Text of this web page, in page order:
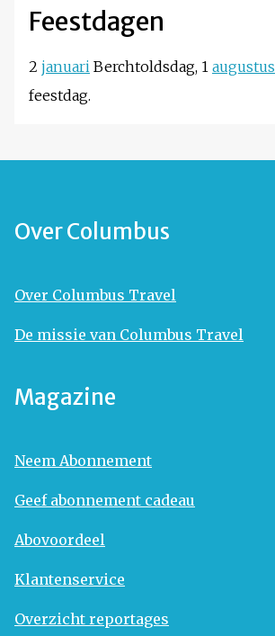
Feestdagen
2 januari Berchtoldsdag, 1 augustus
feestdag.
Over Columbus
Over Columbus Travel
De missie van Columbus Travel
Magazine
Neem Abonnement
Geef abonnement cadeau
Abovoordeel
Klantenservice
Overzicht reportages